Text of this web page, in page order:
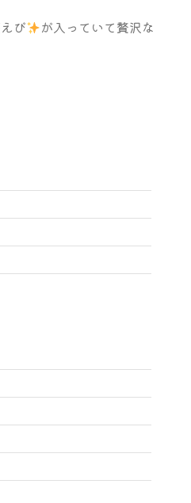
び
が入っていて贅沢な